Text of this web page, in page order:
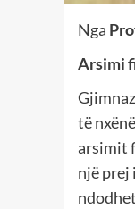
Nga
Arsimi
të
arsimit
një prej